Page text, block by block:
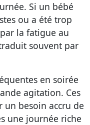
Si un bébé
ou a été trop
la fatigue au
souvent par
en soirée
agitation. Ces
un besoin accru de
une journée riche